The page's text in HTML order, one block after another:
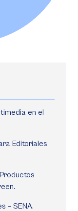
en el
Editoriales
– SENA.